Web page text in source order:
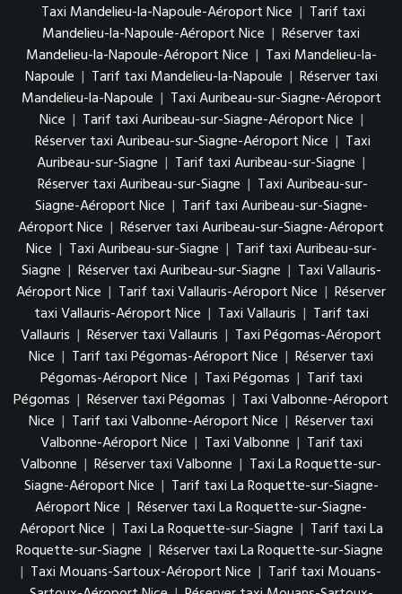
Taxi Mandelieu-la-Napoule-Aéroport Nice | Tarif taxi
Mandelieu-la-Napoule-Aéroport Nice | Réserver taxi
Mandelieu-la-Napoule-Aéroport Nice | Taxi Mandelieu-la-
Napoule | Tarif taxi Mandelieu-la-Napoule | Réserver taxi
Mandelieu-la-Napoule | Taxi Auribeau-sur-Siagne-Aéroport
Nice | Tarif taxi Auribeau-sur-Siagne-Aéroport Nice |
Réserver taxi Auribeau-sur-Siagne-Aéroport Nice | Taxi
Auribeau-sur-Siagne | Tarif taxi Auribeau-sur-Siagne |
Réserver taxi Auribeau-sur-Siagne | Taxi Auribeau-sur-
Siagne-Aéroport Nice | Tarif taxi Auribeau-sur-Siagne-
Aéroport Nice | Réserver taxi Auribeau-sur-Siagne-Aéroport
Nice | Taxi Auribeau-sur-Siagne | Tarif taxi Auribeau-sur-
Siagne | Réserver taxi Auribeau-sur-Siagne | Taxi Vallauris-
Aéroport Nice | Tarif taxi Vallauris-Aéroport Nice | Réserver
taxi Vallauris-Aéroport Nice | Taxi Vallauris | Tarif taxi
Vallauris | Réserver taxi Vallauris | Taxi Pégomas-Aéroport
Nice | Tarif taxi Pégomas-Aéroport Nice | Réserver taxi
Pégomas-Aéroport Nice | Taxi Pégomas | Tarif taxi
Pégomas | Réserver taxi Pégomas | Taxi Valbonne-Aéroport
Nice | Tarif taxi Valbonne-Aéroport Nice | Réserver taxi
Valbonne-Aéroport Nice | Taxi Valbonne | Tarif taxi
Valbonne | Réserver taxi Valbonne | Taxi La Roquette-sur-
Siagne-Aéroport Nice | Tarif taxi La Roquette-sur-Siagne-
Aéroport Nice | Réserver taxi La Roquette-sur-Siagne-
Aéroport Nice | Taxi La Roquette-sur-Siagne | Tarif taxi La
Roquette-sur-Siagne | Réserver taxi La Roquette-sur-Siagne
| Taxi Mouans-Sartoux-Aéroport Nice | Tarif taxi Mouans-